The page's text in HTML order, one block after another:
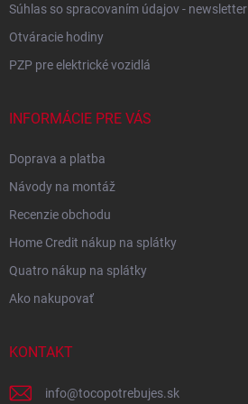
Súhlas so spracovaním údajov - newsletter
Otváracie hodiny
PZP pre elektrické vozidlá
INFORMÁCIE PRE VÁS
Doprava a platba
Návody na montáž
Recenzie obchodu
Home Credit nákup na splátky
Quatro nákup na splátky
Ako nakupovať
KONTAKT
info@tocopotrebujes.sk